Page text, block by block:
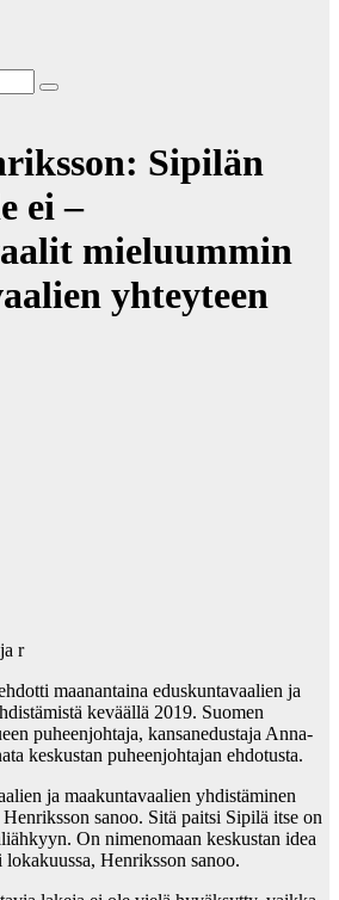
Sipilän
ei –
mieluummin
yhteyteen
maanantaina eduskuntavaalien ja
keväällä 2019. Suomen
puheenjohtaja, kansanedustaja Anna-
keskustan puheenjohtajan ehdotusta.
ja maakuntavaalien yhdistäminen
sanoo. Sitä paitsi Sipilä itse on
On nimenomaan keskustan idea
Henriksson sanoo.